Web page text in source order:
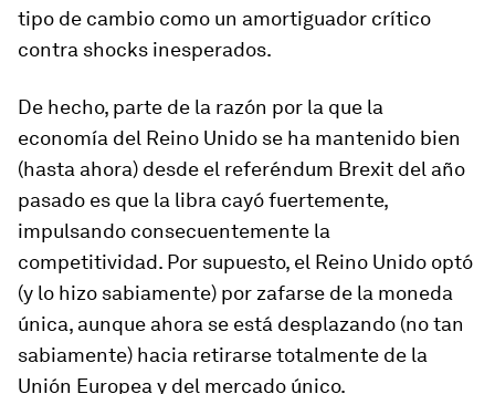
tipo de cambio como un amortiguador crítico
contra shocks inesperados.
De hecho, parte de la razón por la que la
economía del Reino Unido se ha mantenido bien
(hasta ahora) desde el referéndum Brexit del año
pasado es que la libra cayó fuertemente,
impulsando consecuentemente la
competitividad. Por supuesto, el Reino Unido optó
(y lo hizo sabiamente) por zafarse de la moneda
única, aunque ahora se está desplazando (no tan
sabiamente) hacia retirarse totalmente de la
Unión Europea y del mercado único.